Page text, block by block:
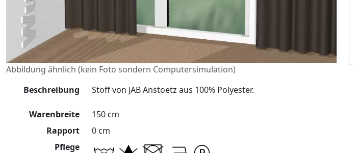
Abbildung ähnlich (kein Foto sondern Computersimulation)
Beschreibung
Stoff von JAB Anstoetz aus 100% Polyester.
Warenbreite
150 cm
Rapport
0 cm
Pflege